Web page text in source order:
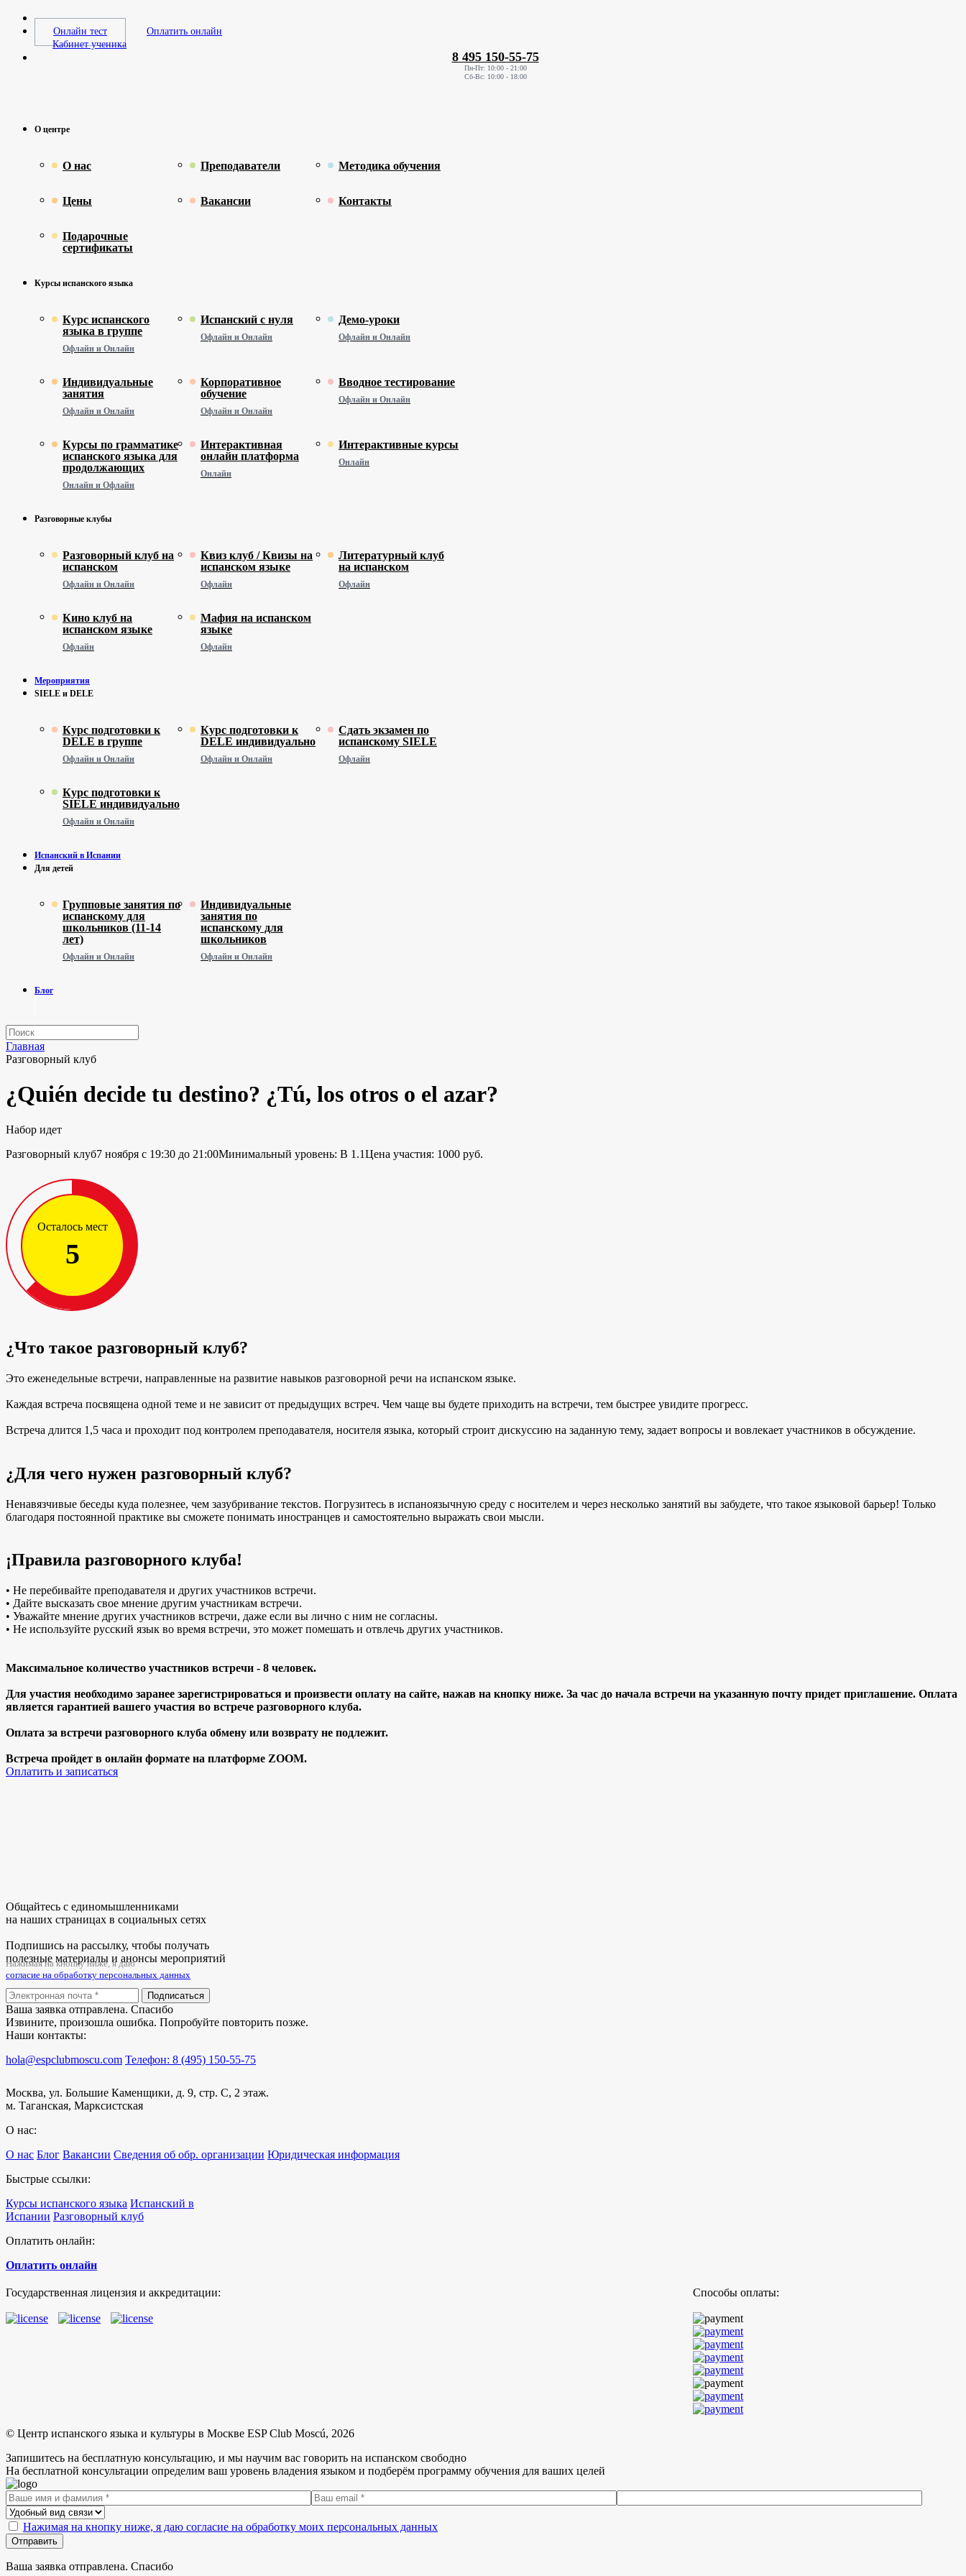
Онлайн тест
Оплатить онлайн
Кабинет ученика
8 495 150-55-75
Пн-Пт: 10:00 - 21:00
Сб-Вс: 10:00 - 18:00
О центре
О нас Преподаватели Методика обучения
Цены Вакансии Контакты
Подарочные
сертификаты
Курсы испанского языка
Курс испанского
языка в группе
Офлайн и Онлайн
Испанский с нуля
Офлайн и Онлайн
Демо-уроки
Офлайн и Онлайн
Индивидуальные
занятия
Офлайн и Онлайн
Корпоративное
обучение
Офлайн и Онлайн
Вводное тестирование
Офлайн и Онлайн
Курсы по грамматике
испанского языка для
продолжающих
Онлайн и Офлайн
Интерактивная
онлайн платформа
Онлайн
Интерактивные курсы
Онлайн
Разговорные клубы
Разговорный клуб на
испанском
Офлайн и Онлайн
Квиз клуб / Квизы на
испанском языке
Офлайн
Литературный клуб
на испанском
Офлайн
Кино клуб на
испанском языке
Офлайн
Мафия на испанском
языке
Офлайн
Мероприятия
SIELE и DELE
Курс подготовки к
DELE в группе
Офлайн и Онлайн
Курс подготовки к
DELE индивидуально
Офлайн и Онлайн
Сдать экзамен по
испанскому SIELE
Офлайн
Курс подготовки к
SIELE индивидуально
Офлайн и Онлайн
Испанский в Испании
Для детей
Групповые занятия по
испанскому для
школьников (11-14
лет)
Офлайн и Онлайн
Индивидуальные
занятия по
испанскому для
школьников
Офлайн и Онлайн
Блог
Главная
Разговорный клуб
¿Quién decide tu destino? ¿Tú, los otros o el azar?
Набор идет
Разговорный клуб7 ноября с 19:30 до 21:00Минимальный уровень: B 1.1Цена участия: 1000 руб.
Осталось мест
5
¿Что такое разговорный клуб?
Это еженедельные встречи, направленные на развитие навыков разговорной речи на испанском языке.
Каждая встреча посвящена одной теме и не зависит от предыдущих встреч. Чем чаще вы будете приходить на встречи, тем быстрее увидите прогресс.
Встреча длится 1,5 часа и проходит под контролем преподавателя, носителя языка, который строит дискуссию на заданную тему, задает вопросы и вовлекает участников в обсуждение.
¿Для чего нужен разговорный клуб?
Ненавязчивые беседы куда полезнее, чем зазубривание текстов. Погрузитесь в испаноязычную среду с носителем и через несколько занятий вы забудете, что такое языковой барьер! Только
благодаря постоянной практике вы сможете понимать иностранцев и самостоятельно выражать свои мысли.
¡Правила разговорного клуба!
• Не перебивайте преподавателя и других участников встречи.
• Дайте высказать свое мнение другим участникам встречи.
• Уважайте мнение других участников встречи, даже если вы лично с ним не согласны.
• Не используйте русский язык во время встречи, это может помешать и отвлечь других участников.
Максимальное количество участников встречи - 8 человек.
Для участия необходимо заранее зарегистрироваться и произвести оплату на сайте, нажав на кнопку ниже. За час до начала встречи на указанную почту придет приглашение. Оплата
является гарантией вашего участия во встрече разговорного клуба.
Оплата за встречи разговорного клуба обмену или возврату не подлежит.
Встреча пройдет в онлайн формате на платформе ZOOM.
Оплатить и записаться
Общайтесь с единомышленниками
на наших страницах в социальных сетях
Подпишись на рассылку, чтобы получать
полезные материалы и анонсы мероприятий
Нажимая на кнопку ниже, я даю
согласие на обработку персональных данных
Подписаться
Ваша заявка отправлена. Спасибо
Извините, произошла ошибка. Попробуйте повторить позже.
Наши контакты:
hola@espclubmoscu.com Телефон: 8 (495) 150-55-75
Москва, ул. Большие Каменщики, д. 9, стр. С, 2 этаж.
м. Таганская, Марксистская
О нас:
О нас Блог Вакансии Сведения об обр. организации Юридическая информация
Быстрые ссылки:
Курсы испанского языка Испанский в
Испании Разговорный клуб
Оплатить онлайн:
Оплатить онлайн
Государственная лицензия и аккредитации: Способы оплаты:
© Центр испанского языка и культуры в Москве ESP Club Moscú, 2026
Запишитесь на бесплатную консультацию, и мы научим вас говорить на испанском свободно
На бесплатной консультации определим ваш уровень владения языком и подберём программу обучения для ваших целей
Нажимая на кнопку ниже, я даю согласие на обработку моих персональных данных
Отправить
Ваша заявка отправлена. Спасибо